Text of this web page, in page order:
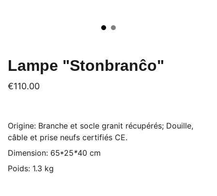
Lampe "Stonbranĉo"
€110.00
Origine: Branche et socle granit récupérés; Douille,
câble et prise neufs certifiés CE.
Dimension: 65*25*40 cm
Poids: 1.3 kg